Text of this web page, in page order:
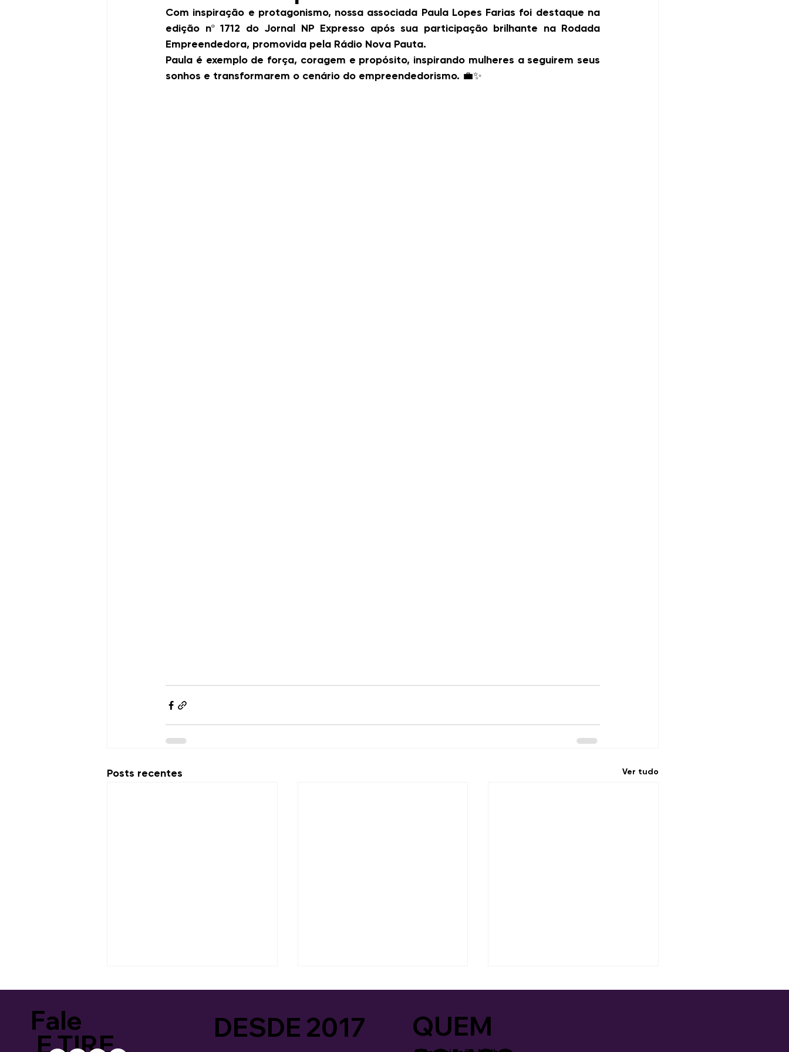
Com inspiração e protagonismo, nossa associada Paula Lopes Farias foi destaque na
edição nº 1712 do Jornal NP Expresso após sua participação brilhante na Rodada
Empreendedora, promovida pela Rádio Nova Pauta.
Paula é exemplo de força, coragem e propósito, inspirando mulheres a seguirem seus
sonhos e transformarem o cenário do empreendedorismo. 💼✨
Posts recentes Ver tudo
Fale
E TIRE
DESDE 2017
QUEM